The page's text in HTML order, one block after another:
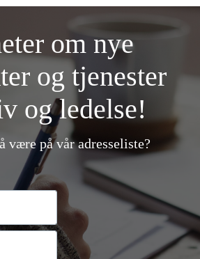
om nye
og tjenester
og ledelse!
være på vår adresseliste?